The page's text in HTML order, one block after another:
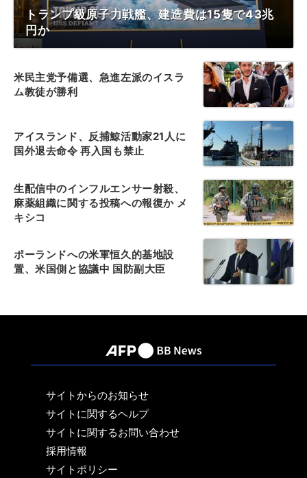
トランプ級原子力戦艦、建造費は15隻で43兆
円か
米民主党予備選、急進左派のイスラ
ム教徒が勝利
アイスランド、反捕鯨活動家21人に
国外退去命令 再入国も禁止
生配信中のインフルエンサー射殺、
麻薬組織に関する投稿への報復か メ
キシコ
ポーランドへの米軍恒久的基地設
置、米国側と協議中 国防副大臣
サイトからのお知らせ
サイトに関するヘルプ
サイトに関するお問い合わせ
採用情報
サイトポリシー